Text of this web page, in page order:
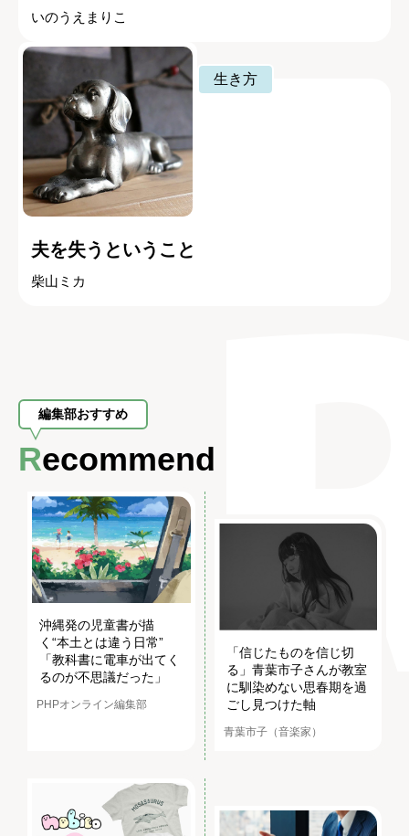
いのうえまりこ
生き方
夫を失うということ
柴山ミカ
編集部おすすめ
Recommend
沖縄発の児童書が描
く“本土とは違う日常”
「教科書に電車が出てく
るのが不思議だった」
PHPオンライン編集部
「信じたものを信じ切
る」青葉市子さんが教室
に馴染めない思春期を過
ごし見つけた軸
青葉市子（音楽家）